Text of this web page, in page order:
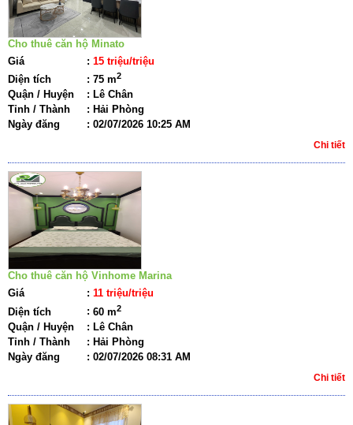
Cho thuê căn hộ Minato
Giá
: 15 triệu/triệu
Diện tích
: 75 m2
Quận / Huyện : Lê Chân
Tỉnh / Thành
: Hải Phòng
Ngày đăng
: 02/07/2026 10:25 AM
Chi tiết
Cho thuê căn hộ Vinhome Marina
Giá
: 11 triệu/triệu
Diện tích
: 60 m2
Quận / Huyện : Lê Chân
Tỉnh / Thành
: Hải Phòng
Ngày đăng
: 02/07/2026 08:31 AM
Chi tiết